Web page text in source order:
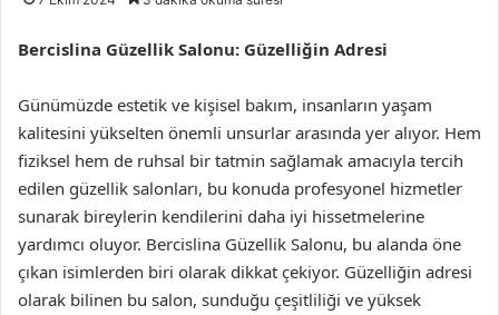
Bercislina Güzellik Salonu: Güzelliğin Adresi
Günümüzde estetik ve kişisel bakım, insanların yaşam
kalitesini yükselten önemli unsurlar arasında yer alıyor. Hem
fiziksel hem de ruhsal bir tatmin sağlamak amacıyla tercih
edilen güzellik salonları, bu konuda profesyonel hizmetler
sunarak bireylerin kendilerini daha iyi hissetmelerine
yardımcı oluyor. Bercislina Güzellik Salonu, bu alanda öne
çıkan isimlerden biri olarak dikkat çekiyor. Güzelliğin adresi
olarak bilinen bu salon, sunduğu çeşitliliği ve yüksek